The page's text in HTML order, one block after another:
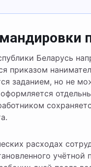
Беларусь
приказом
заданием, но не
расходах
учётной